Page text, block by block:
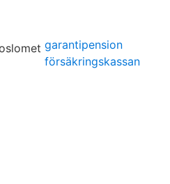
garantipension
försäkringskassan